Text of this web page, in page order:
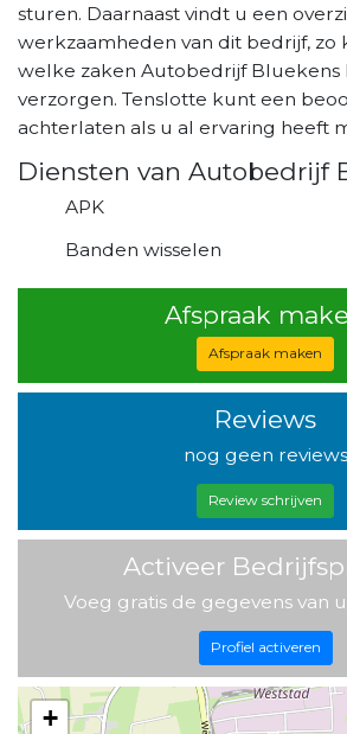
sturen. Daarnaast vindt u een
werkzaamheden van dit bedrijf, zo
welke zaken Autobedrijf Bluekens
verzorgen. Tenslotte kunt een
achterlaten als u al ervaring heeft
Diensten van Autobedrijf
APK
Banden wisselen
Afspraak
Afspraak maken
Reviews
nog geen reviews
Review schrijven
Activeer
Voeg gratis de gegevens van
Profiel activeren
+